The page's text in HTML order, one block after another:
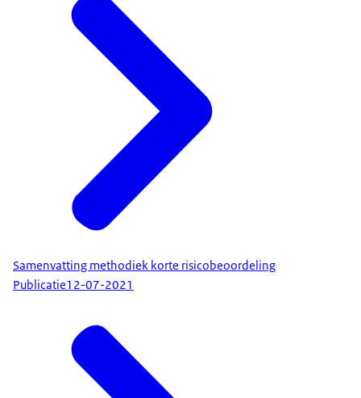
Samenvatting methodiek korte risicobeoordeling
Publicatie12-07-2021